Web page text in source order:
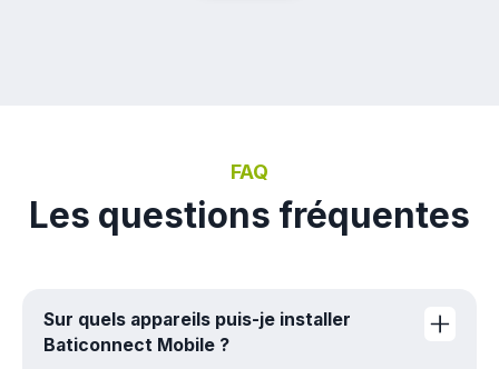
FAQ
Les questions fréquentes
Sur quels appareils puis-je installer
Baticonnect Mobile ?